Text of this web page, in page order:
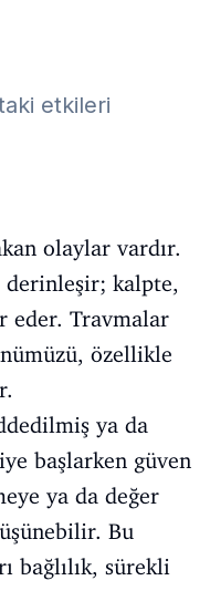
etkileri
olaylar vardır.
derinleşir; kalpte,
eder. Travmalar
özellikle
ya da
başlarken güven
ya da değer
Bu
bağlılık, sürekli